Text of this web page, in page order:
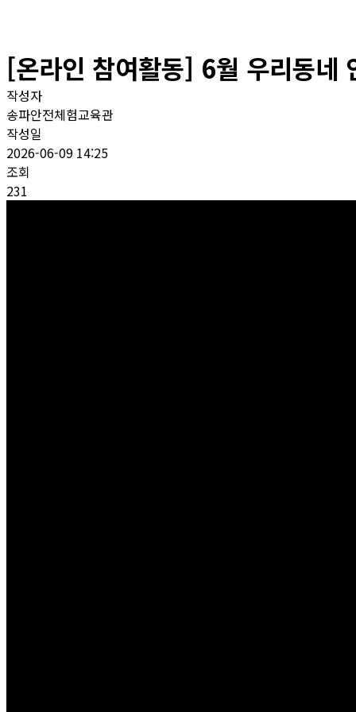
[온라인 참여활동] 6월 우리동네
작성자
송파안전체험교육관
작성일
2026-06-09 14:25
조회
231